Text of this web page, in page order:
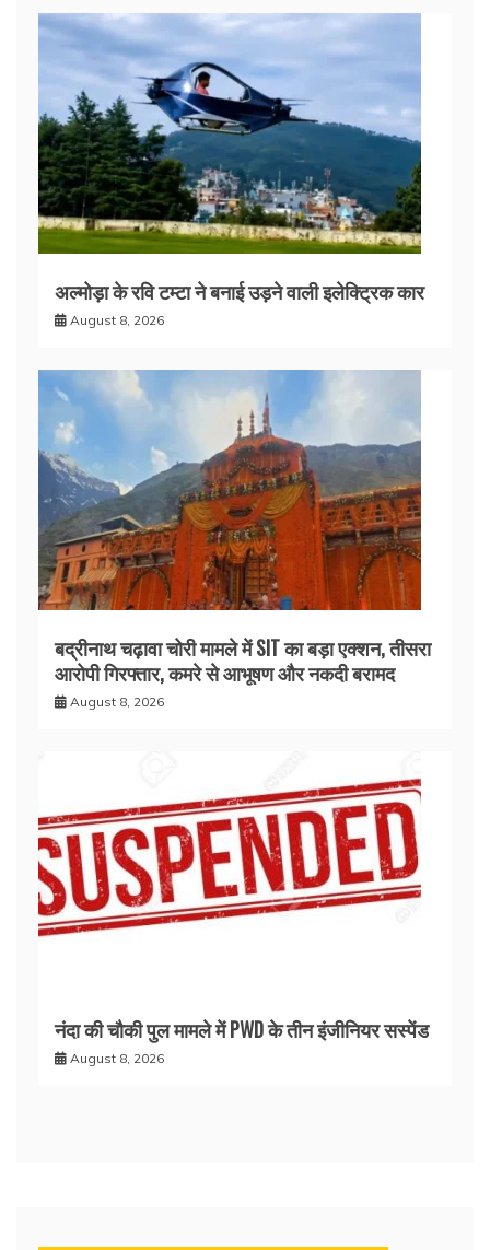
अल्मोड़ा के रवि टम्टा ने बनाई उड़ने वाली इलेक्ट्रिक कार
August 8, 2026
बद्रीनाथ चढ़ावा चोरी मामले में SIT का बड़ा एक्शन, तीसरा
आरोपी गिरफ्तार, कमरे से आभूषण और नकदी बरामद
August 8, 2026
नंदा की चौकी पुल मामले में PWD के तीन इंजीनियर सस्पेंड
August 8, 2026